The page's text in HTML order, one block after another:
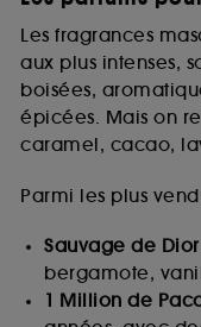
Les fragrances
aux plus intenses,
boisées,
épicées. Mais on
caramel, cacao,
Parmi les plus
Sauvage de Dior
bergamote,
1 Million de